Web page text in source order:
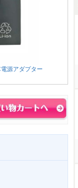
源アダプター